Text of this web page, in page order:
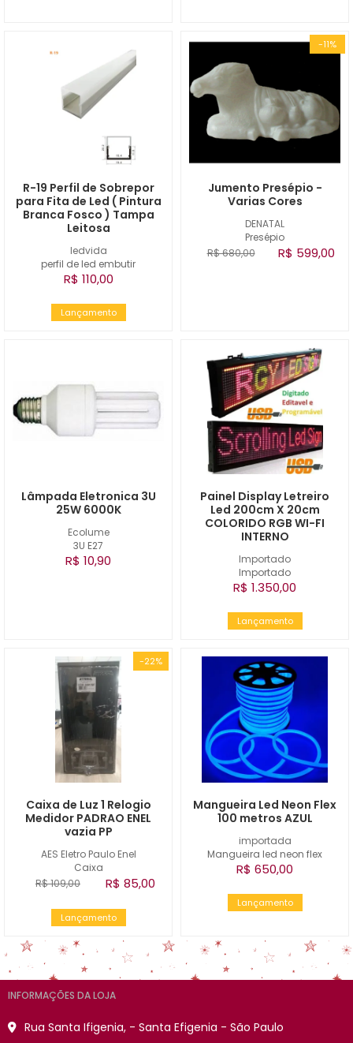
ledvida
perfil de led embutir
R-19 Perfil de Sobrepor
para Fita de Led ( Pintura
Branca Fosco ) Tampa
Leitosa
R$ 110,00
Lançamento
-11%
DENATAL
Presépio
Jumento Presépio -
Varias Cores
R$ 680,00 R$ 599,00
Ecolume
3U E27
Lâmpada Eletronica 3U
25W 6000K
R$ 10,90
Importado
Importado
Painel Display Letreiro
Led 200cm X 20cm
COLORIDO RGB WI-FI
INTERNO
R$ 1.350,00
Lançamento
-22%
AES Eletro Paulo Enel
Caixa
Caixa de Luz 1 Relogio
Medidor PADRAO ENEL
vazia PP
R$ 109,00 R$ 85,00
Lançamento
importada
Mangueira led neon flex
Mangueira Led Neon Flex
100 metros AZUL
R$ 650,00
Lançamento
INFORMAÇÕES DA LOJA
Rua Santa Ifigenia, - Santa Efigenia - São Paulo